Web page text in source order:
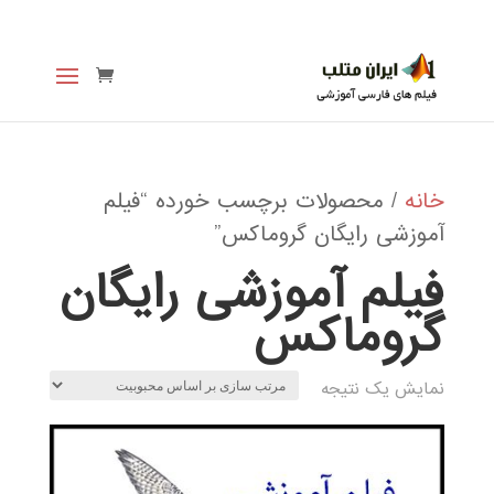
خانه / محصولات برچسب خورده “فیلم
آموزشی رایگان گروماکس”
فیلم آموزشی رایگان
گروماکس
نمایش یک نتیجه